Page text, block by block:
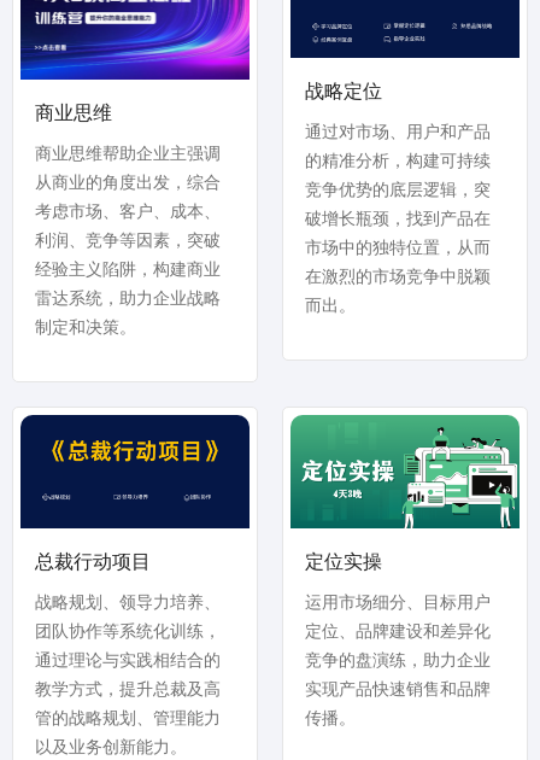
商业思维
商业思维帮助企业主强调
从商业的角度出发，综合
考虑市场、客户、成本、
利润、竞争等因素，突破
经验主义陷阱，构建商业
雷达系统，助力企业战略
制定和决策。
战略定位
通过对市场、用户和产品
的精准分析，构建可持续
竞争优势的底层逻辑，突
破增长瓶颈，找到产品在
市场中的独特位置，从而
在激烈的市场竞争中脱颖
而出。
总裁行动项目
战略规划、领导力培养、
团队协作等系统化训练，
通过理论与实践相结合的
教学方式，提升总裁及高
管的战略规划、管理能力
以及业务创新能力。
定位实操
运用市场细分、目标用户
定位、品牌建设和差异化
竞争的盘演练，助力企业
实现产品快速销售和品牌
传播。